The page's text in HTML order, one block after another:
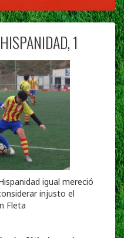
1
igual mereció
injusto el
Fleta